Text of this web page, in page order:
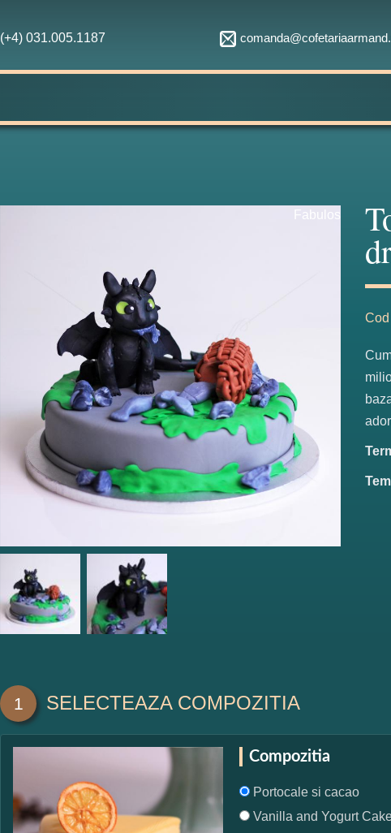
(+4) 031.005.1187
Fabulos
1 SELECTEAZA COMPOZITIA
Compozitia
Portocale si cacao
Vanilla and Yogurt